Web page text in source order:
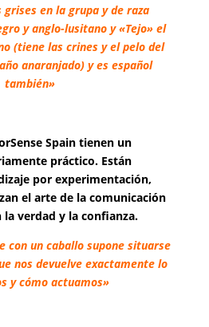
grises en la grupa y de raza
y anglo-lusitano y «Tejo» el
(tiene las crines y el pelo del
anaranjado) y es español
también»
Spain tienen un
práctico. Están
por experimentación,
el arte de la comunicación
la verdad y la confianza.
con un caballo supone situarse
nos devuelve exactamente lo
y cómo actuamos»